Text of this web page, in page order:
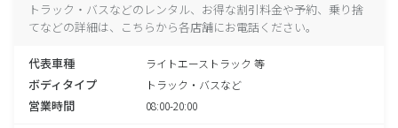
トラック・バスなどのレンタル、お得な割引料金や予約、乗り捨
てなどの詳細は、こちらから各店舗にお電話ください。
代表車種 ライトエーストラック 等
ボディタイプ トラック・バスなど
営業時間 08:00-20:00